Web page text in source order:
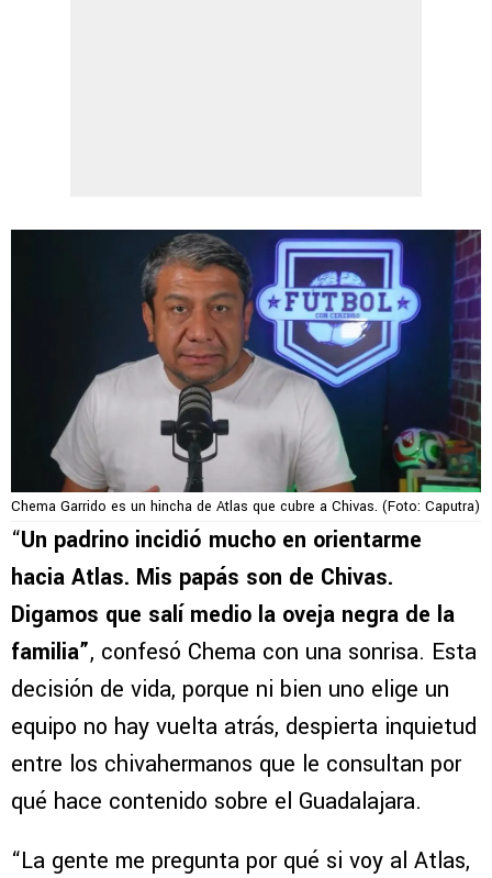
Chema Garrido es un hincha de Atlas que cubre a Chivas. (Foto: Caputra)
“Un padrino incidió mucho en orientarme
hacia Atlas. Mis papás son de Chivas.
Digamos que salí medio la oveja negra de la
familia”, confesó Chema con una sonrisa. Esta
decisión de vida, porque ni bien uno elige un
equipo no hay vuelta atrás, despierta inquietud
entre los chivahermanos que le consultan por
qué hace contenido sobre el Guadalajara.
“La gente me pregunta por qué si voy al Atlas,